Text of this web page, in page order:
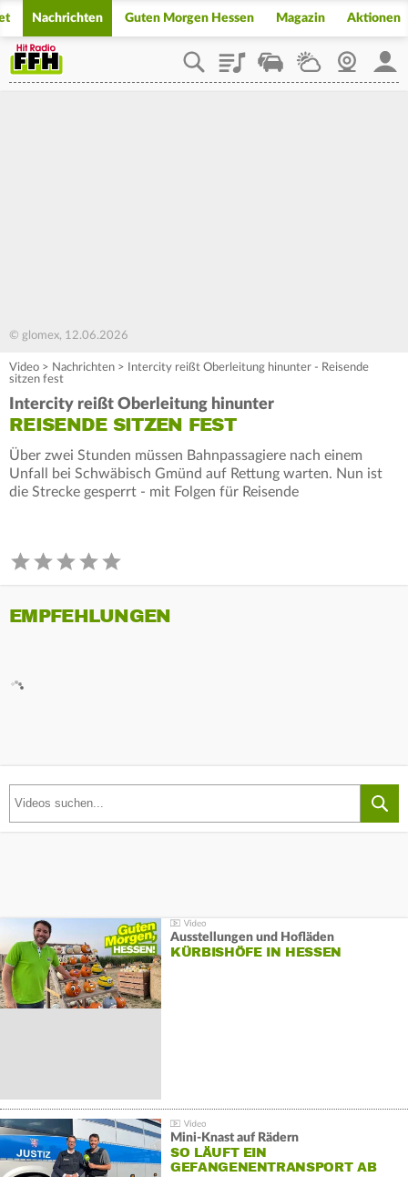
Nachrichten Guten Morgen Hessen Magazin Aktionen
PlaylistStaupilotWetterWebcam
© glomex, 12.06.2026
Video > Nachrichten >
Intercity reißt Oberleitung hinunter - Reisende
sitzen fest
Intercity reißt Oberleitung hinunter
REISENDE SITZEN FEST
Über zwei Stunden müssen Bahnpassagiere nach einem
Unfall bei Schwäbisch Gmünd auf Rettung warten. Nun ist
die Strecke gesperrt - mit Folgen für Reisende
EMPFEHLUNGEN
Ausstellungen und Hofläden
KÜRBISHÖFE IN HESSEN
Mini-Knast auf Rädern
SO LÄUFT EIN
GEFANGENENTRANSPORT AB